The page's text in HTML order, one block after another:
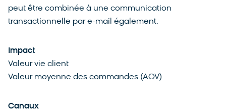
peut être combinée à une communication
transactionnelle par e-mail également.
Impact
Valeur vie client
Valeur moyenne des commandes (AOV)
Canaux